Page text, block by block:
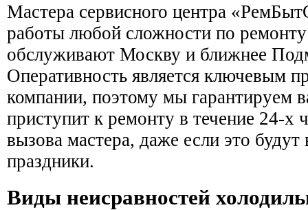
Мастера сервисного центра
работы любой сложности по
обслуживают Москву и ближнее
Оперативность является ключевым
компании, поэтому мы гарантируем
приступит к ремонту в течение 24-х
вызова мастера, даже если это
праздники.
Виды неисравностей